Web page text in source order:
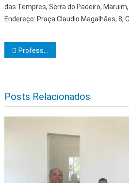
das Tempres, Serra do Padeiro, Maruim,
Endereço: Praça Claudio Magalhães, 8,
Navegação de Post
Professor da Uesc Contribui para Nova Norma Brasileira sobre Barras de Polímero Reforçado com Fibras
Posts Relacionados